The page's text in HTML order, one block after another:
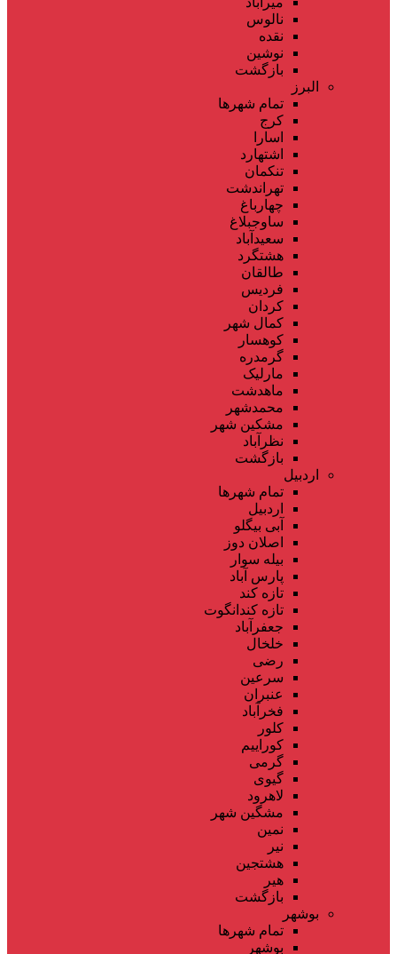
نالوس
نقده
نوشین
بازگشت
البرز
تمام شهر‌ها
کرج
اسارا
اشتهارد
تنکمان
تهراندشت
چهارباغ
ساوجبلاغ
سعیدآباد
هشتگرد
طالقان
فردیس
کردان
کمال شهر
کوهسار
گرمدره
مارلیک
ماهدشت
محمدشهر
مشکین شهر
نظرآباد
بازگشت
اردبیل
تمام شهر‌ها
اردبیل
آبی بیگلو
اصلان دوز
بیله سوار
پارس آباد
تازه کند
تازه کندانگوت
جعفرآباد
خلخال
رضی
سرعین
عنبران
فخرآباد
کلور
کوراییم
گرمی
گیوی
لاهرود
مشگین شهر
نمین
نیر
هشتجین
هیر
بازگشت
بوشهر
تمام شهر‌ها
بوشهر